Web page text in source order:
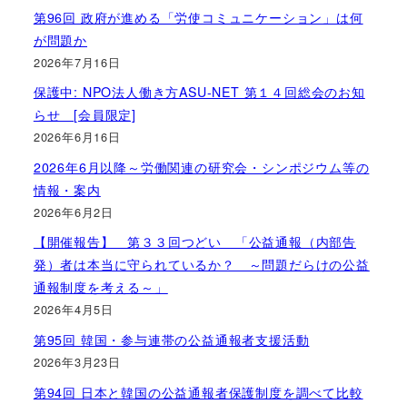
第96回 政府が進める「労使コミュニケーション」は何
が問題か
2026年7月16日
保護中: NPO法人働き方ASU-NET 第１４回総会のお知
らせ [会員限定]
2026年6月16日
2026年6月以降～労働関連の研究会・シンポジウム等の
情報・案内
2026年6月2日
【開催報告】 第３３回つどい 「公益通報（内部告
発）者は本当に守られているか？ ～問題だらけの公益
通報制度を考える～」
2026年4月5日
第95回 韓国・参与連帯の公益通報者支援活動
2026年3月23日
第94回 日本と韓国の公益通報者保護制度を調べて比較